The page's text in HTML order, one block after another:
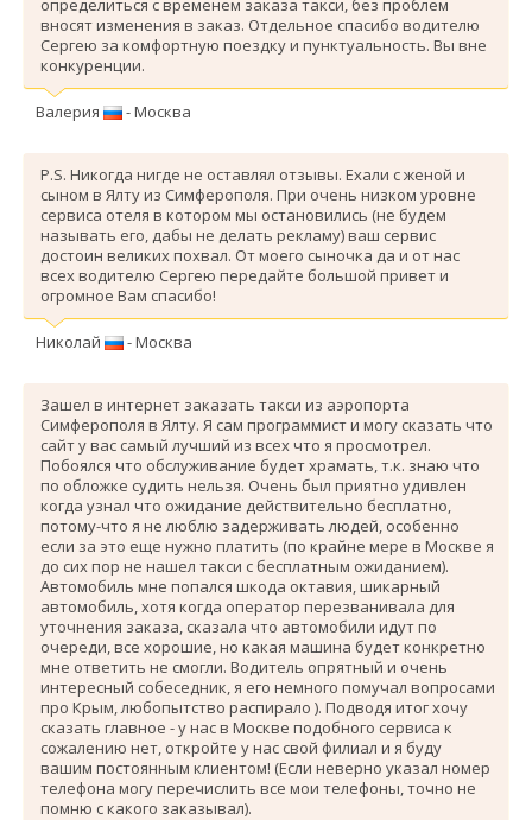
вносят изменения в заказ. Отдельное спасибо водителю
Сергею за комфортную поездку и пунктуальность. Вы вне
конкуренции.
Валерия - Москва
P.S. Никогда нигде не оставлял отзывы. Ехали с женой и
сыном в Ялту из Симферополя. При очень низком уровне
сервиса отеля в котором мы остановились (не будем
называть его, дабы не делать рекламу) ваш сервис
достоин великих похвал. От моего сыночка да и от нас
всех водителю Сергею передайте большой привет и
огромное Вам спасибо!
Николай - Москва
Зашел в интернет заказать такси из аэропорта
Симферополя в Ялту. Я сам программист и могу сказать что
сайт у вас самый лучший из всех что я просмотрел.
Побоялся что обслуживание будет храмать, т.к. знаю что
по обложке судить нельзя. Очень был приятно удивлен
когда узнал что ожидание действительно бесплатно,
потому-что я не люблю задерживать людей, особенно
если за это еще нужно платить (по крайне мере в Москве я
до сих пор не нашел такси с бесплатным ожиданием).
Автомобиль мне попался шкода октавия, шикарный
автомобиль, хотя когда оператор перезванивала для
уточнения заказа, сказала что автомобили идут по
очереди, все хорошие, но какая машина будет конкретно
мне ответить не смогли. Водитель опрятный и очень
интересный собеседник, я его немного помучал вопросами
про Крым, любопытство распирало ). Подводя итог хочу
сказать главное - у нас в Москве подобного сервиса к
сожалению нет, откройте у нас свой филиал и я буду
вашим постоянным клиентом! (Если неверно указал номер
телефона могу перечислить все мои телефоны, точно не
помню с какого заказывал).